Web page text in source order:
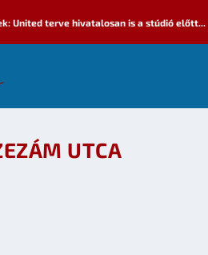
United terve hivatalosan is a stúdió előtt...
UTCA